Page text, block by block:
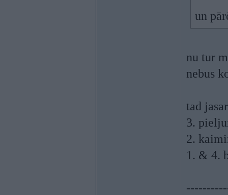
un
nu tur
nebus
tad
3.
2.
1. & 4.